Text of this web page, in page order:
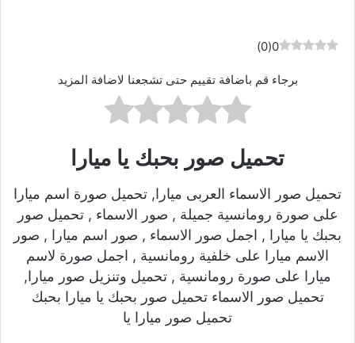
0
(
0
)
برجاء قم باضافة تقييم حتى تشجعنا لاضافة المزيد
تحميل صور بحبك يا ميارا
تحميل صور الاسماء العربى ميارا, تحميل صورة اسم ميارا
على صورة رومانسية جميلة , صور الاسماء , تحميل صور
بحبك يا ميارا , اجمل صور الاسماء , صور اسم ميارا , صور
الاسم ميارا على خلفية رومانسية , اجمل صورة لاسم
ميارا على صورة رومانسية , تحميل وتنزيل صور ميارا,
تحميل صور الاسماء تحميل صور بحبك يا ميارا بحبك
تحميل صور ميارا يا